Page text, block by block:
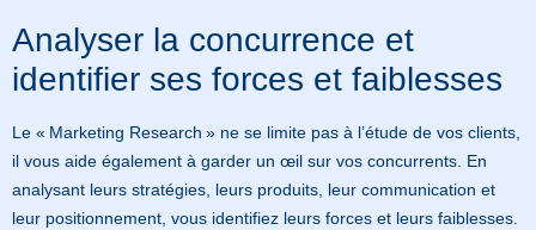
Analyser la concurrence et
identifier ses forces et faiblesses
Le « Marketing Research » ne se limite pas à l’étude de vos clients,
il vous aide également à garder un œil sur vos concurrents. En
analysant leurs stratégies, leurs produits, leur communication et
leur positionnement, vous identifiez leurs forces et leurs faiblesses.